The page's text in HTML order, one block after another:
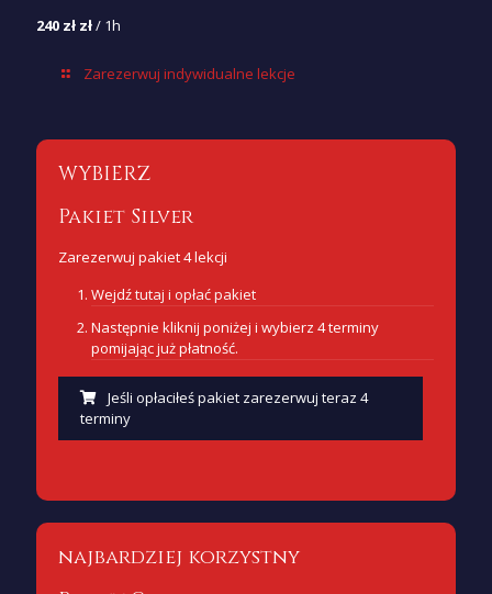
240 zł zł/ 1h
Zarezerwuj indywidualne lekcje
WYBIERZ
Pakiet Silver
Zarezerwuj pakiet 4 lekcji
Wejdźtutaj i opłać pakiet
Następnie kliknij poniżej i wybierz 4 terminy
pomijając już płatność.
Jeśli opłaciłeś pakiet zarezerwuj teraz 4
terminy
najbardziej korzystny